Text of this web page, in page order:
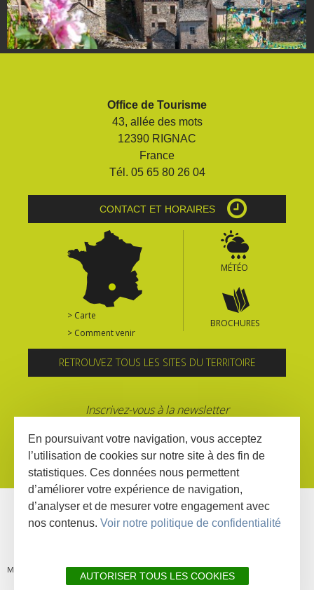
Office de Tourisme
43, allée des mots
12390 RIGNAC
France
Tél. 05 65 80 26 04
CONTACT ET HORAIRES
> Carte
> Comment venir
MÉTÉO
BROCHURES
RETROUVEZ TOUS LES SITES DU TERRITOIRE
Inscrivez-vous à la newsletter
MENTIONS PLAN DU LIENS DÉCLARATION
En poursuivant votre navigation, vous acceptez
l’utilisation de cookies sur notre site à des fin de
statistiques. Ces données nous permettent
d’améliorer votre expérience de navigation,
d’analyser et de mesurer votre engagement avec
nos contenus. Voir notre politique de confidentialité
AUTORISER TOUS LES COOKIES